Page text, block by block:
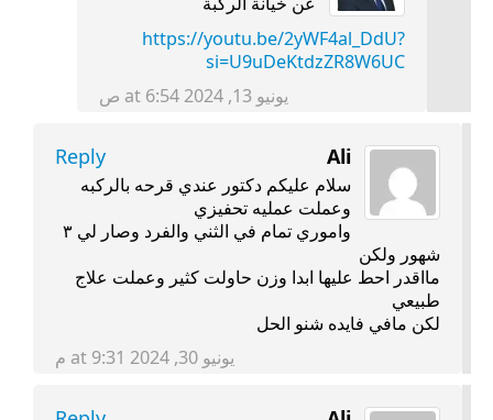
https://youtu.be/2yWF4al_DdU?
si=U9uDeKtdzZR8W6UC
يونيو 13, 2024 at 6:54 ص
Ali
Reply
سلام عليكم دكتور عندي قرحه بالركبه
وعملت عمليه تحفيزي
واموري تمام في الثني والفرد وصار لي ٣
شهور ولكن
مااقدر احط عليها ابدا وزن حاولت كثير وعملت علاج
طبيعي
لكن مافي فايده شنو الحل
يونيو 30, 2024 at 9:31 م